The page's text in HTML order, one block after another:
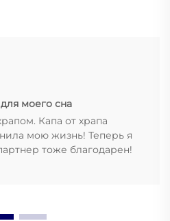
моего сна
Капа от храпа
мою жизнь! Теперь я
тоже благодарен!